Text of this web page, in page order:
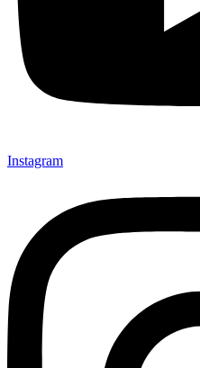
Instagram